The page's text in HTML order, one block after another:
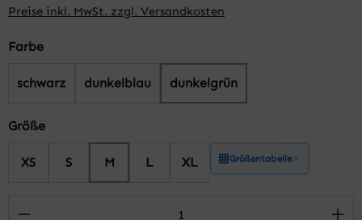
Preise inkl. MwSt. zzgl. Versandkosten
Farbeauswählen
schwarz dunkelblau dunkelgrün
Größeauswählen
XS S M L XL Größentabelle
Produkt Anzahl: Gib den gewünschten